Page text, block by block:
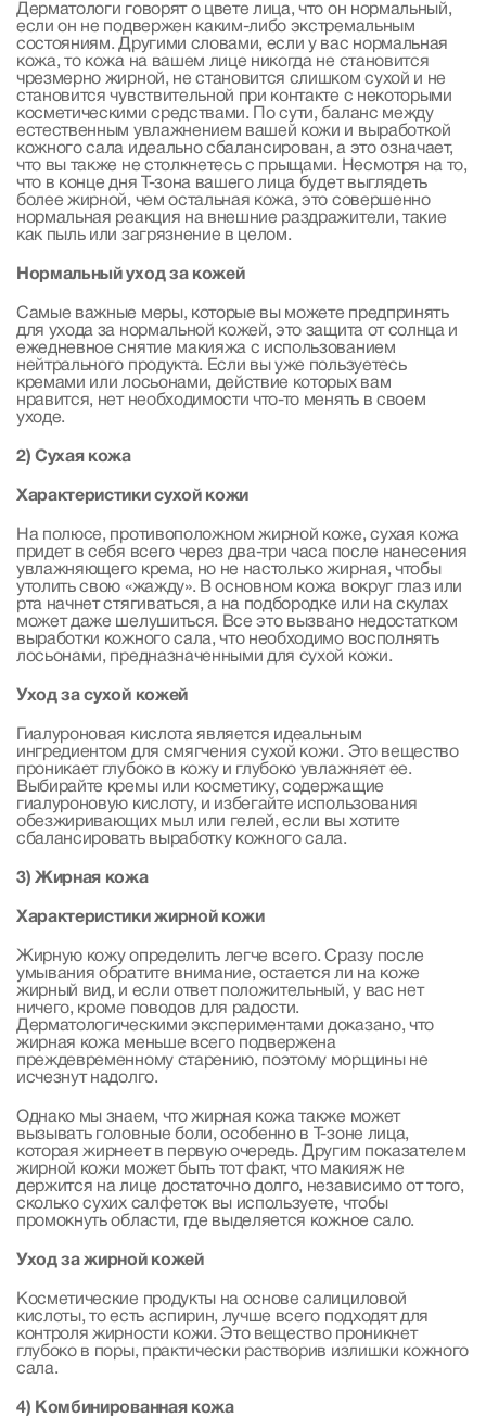
Дерматологи говорят о цвете лица, что он нормальный,
если он не подвержен каким-либо экстремальным
состояниям. Другими словами, если у вас нормальная
кожа, то кожа на вашем лице никогда не становится
чрезмерно жирной, не становится слишком сухой и не
становится чувствительной при контакте с некоторыми
косметическими средствами. По сути, баланс между
естественным увлажнением вашей кожи и выработкой
кожного сала идеально сбалансирован, а это означает,
что вы также не столкнетесь с прыщами. Несмотря на то,
что в конце дня Т-зона вашего лица будет выглядеть
более жирной, чем остальная кожа, это совершенно
нормальная реакция на внешние раздражители, такие
как пыль или загрязнение в целом.
Нормальный уход за кожей
Самые важные меры, которые вы можете предпринять
для ухода за нормальной кожей, это защита от солнца и
ежедневное снятие макияжа с использованием
нейтрального продукта. Если вы уже пользуетесь
кремами или лосьонами, действие которых вам
нравится, нет необходимости что-то менять в своем
уходе.
2) Сухая кожа
Характеристики сухой кожи
На полюсе, противоположном жирной коже, сухая кожа
придет в себя всего через два-три часа после нанесения
увлажняющего крема, но не настолько жирная, чтобы
утолить свою «жажду». В основном кожа вокруг глаз или
рта начнет стягиваться, а на подбородке или на скулах
может даже шелушиться. Все это вызвано недостатком
выработки кожного сала, что необходимо восполнять
лосьонами, предназначенными для сухой кожи.
Уход за сухой кожей
Гиалуроновая кислота является идеальным
ингредиентом для смягчения сухой кожи. Это вещество
проникает глубоко в кожу и глубоко увлажняет ее.
Выбирайте кремы или косметику, содержащие
гиалуроновую кислоту, и избегайте использования
обезжиривающих мыл или гелей, если вы хотите
сбалансировать выработку кожного сала.
3) Жирная кожа
Характеристики жирной кожи
Жирную кожу определить легче всего. Сразу после
умывания обратите внимание, остается ли на коже
жирный вид, и если ответ положительный, у вас нет
ничего, кроме поводов для радости.
Дерматологическими экспериментами доказано, что
жирная кожа меньше всего подвержена
преждевременному старению, поэтому морщины не
исчезнут надолго.
Однако мы знаем, что жирная кожа также может
вызывать головные боли, особенно в Т-зоне лица,
которая жирнеет в первую очередь. Другим показателем
жирной кожи может быть тот факт, что макияж не
держится на лице достаточно долго, независимо от того,
сколько сухих салфеток вы используете, чтобы
промокнуть области, где выделяется кожное сало.
Уход за жирной кожей
Косметические продукты на основе салициловой
кислоты, то есть аспирин, лучше всего подходят для
контроля жирности кожи. Это вещество проникнет
глубоко в поры, практически растворив излишки кожного
сала.
4) Комбинированная кожа